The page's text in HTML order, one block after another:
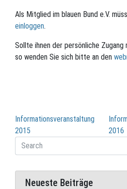
Als Mitglied im blauen Bund e.V.
einloggen.
Sollte ihnen der persönliche Zugang
so wenden Sie sich bitte an den
Beitragsnavigation
Informationsveranstaltung
2015
2016
Neueste Beiträge